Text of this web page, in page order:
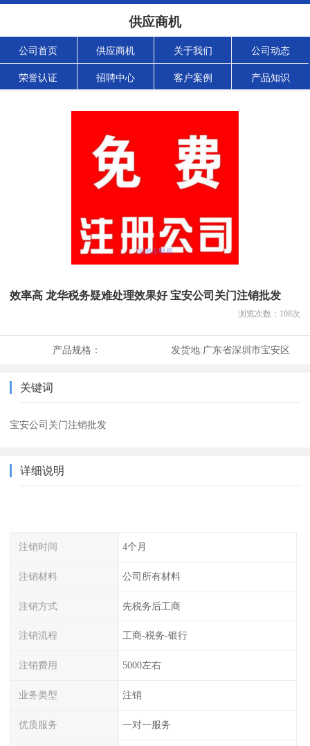
供应商机
公司首页 供应商机 关于我们 公司动态
荣誉认证 招聘中心 客户案例 产品知识
效率高 龙华税务疑难处理效果好 宝安公司关门注销批发
浏览次数： 108次
产品规格： 发货地:广东省深圳市宝安区
关键词
宝安公司关门注销批发
详细说明
注销时间 4个月
注销材料 公司所有材料
注销方式 先税务后工商
注销流程 工商-税务-银行
注销费用 5000左右
业务类型 注销
优质服务 一对一服务